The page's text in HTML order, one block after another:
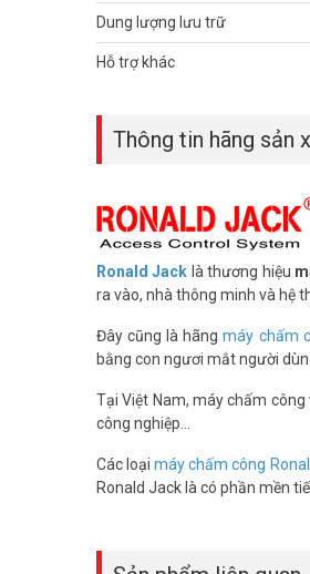
Ưu điểm của
– Kết hợp sử dụng dấu vân
– Bảo mật cao, hiển thị Tiếng
Máy chấm công RONALD
có
ra vào nên phù hợp cho văn
Dung lượng lưu trữ
Hỗ trợ khác
Thông tin hãng sản
Ronald Jack là thương hiệu
ra vào, nhà thông minh và hệ
Đây cũng là hãngmáy chấm
bằng con ngươi mắt người dùng
Tại Việt Nam, máy chấm
công nghiệp...
Các loạimáy chấm công
Ronald Jack là có phần mền